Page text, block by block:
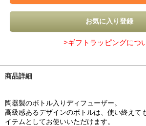
>ギフトラッピングにつ
商品詳細
陶器製のボトル入りディフューザー。
高級感あるデザインのボトルは、使い終えて
イテムとしてお使いいただけます。